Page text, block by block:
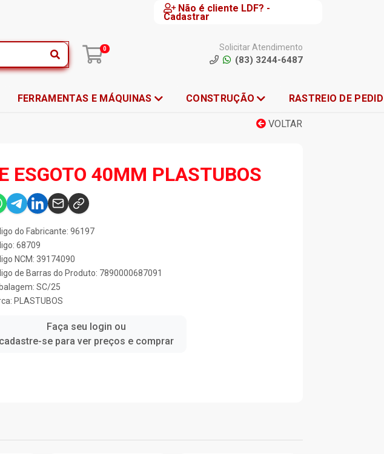
Não é cliente LDF? -
Cadastrar
0 Solicitar Atendimento
(83) 3244-6487
FERRAMENTAS E MÁQUINAS CONSTRUÇÃO RASTREIO DE
VOLTAR
ESGOTO 40MM PLASTUBOS
do Fabricante: 96197
68709
NCM: 39174090
de Barras do Produto: 7890000687091
SC/25
PLASTUBOS
Faça seu login ou
cadastre-se para ver preços e comprar